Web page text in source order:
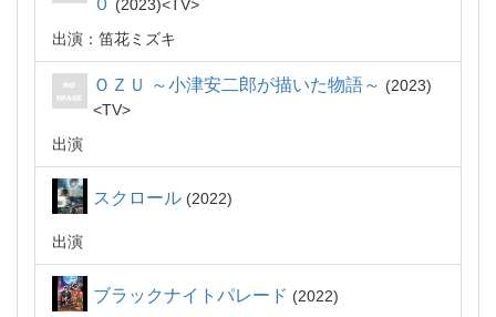
０
2023
TV
出演：笛花ミズキ
ＯＺＵ ～小津安二郎が描いた物語～
2023
TV
出演
スクロール 2022
出演
ブラックナイトパレード 2022